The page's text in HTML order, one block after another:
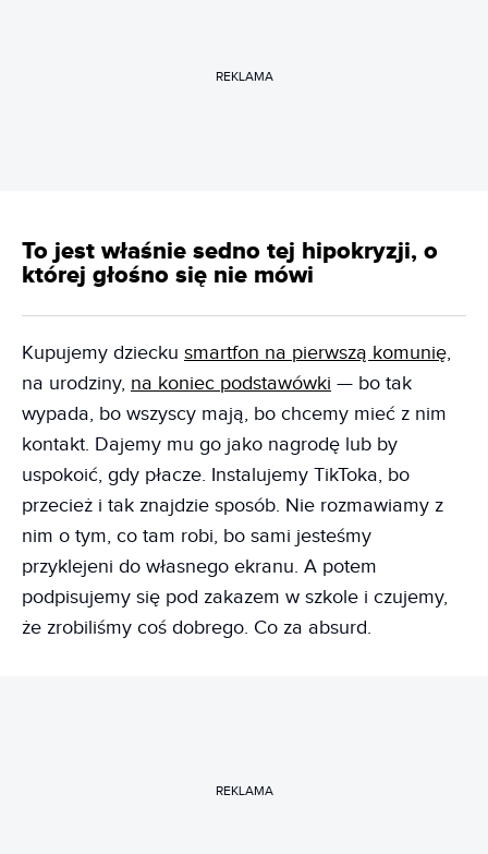
REKLAMA
To jest właśnie sedno tej hipokryzji, o
której głośno się nie mówi
Kupujemy dziecku smartfon na pierwszą komunię,
na urodziny, na koniec podstawówki — bo tak
wypada, bo wszyscy mają, bo chcemy mieć z nim
kontakt. Dajemy mu go jako nagrodę lub by
uspokoić, gdy płacze. Instalujemy TikToka, bo
przecież i tak znajdzie sposób. Nie rozmawiamy z
nim o tym, co tam robi, bo sami jesteśmy
przyklejeni do własnego ekranu. A potem
podpisujemy się pod zakazem w szkole i czujemy,
że zrobiliśmy coś dobrego. Co za absurd.
REKLAMA